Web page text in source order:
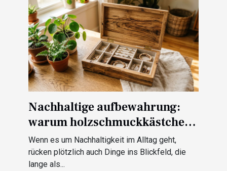
Nachhaltige aufbewahrung:
warum holzschmuckkästchen
mehr als schutz bieten
Wenn es um Nachhaltigkeit im Alltag geht,
rücken plötzlich auch Dinge ins Blickfeld, die
lange als...